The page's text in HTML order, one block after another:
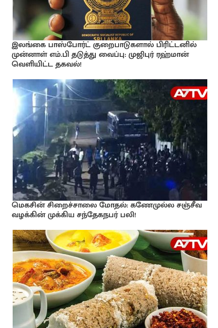
இலங்கை பாஸ்போர்ட் குறைபாடுகளால் பிரிட்டனில்
முன்னாள் எம்.பி தடுத்து வைப்பு: முஜிபுர் ரஹ்மான்
வெளியிட்ட தகவல்!
மெகசின் சிறைச்சாலை மோதல்: கணேமுல்ல சஞ்சீவ
வழக்கின் முக்கிய சந்தேகநபர் பலி!